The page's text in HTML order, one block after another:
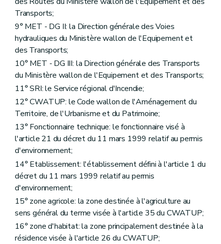
Transports;
9° MET - DG II: la Direction générale des Voies
hydrauliques du Ministère wallon de l'Equipement et
des Transports;
10° MET - DG III: la Direction générale des Transports
du Ministère wallon de l'Equipement et des Transports;
11° SRI: le Service régional d'Incendie;
12° CWATUP: le Code wallon de l'Aménagement du
Territoire, de l'Urbanisme et du Patrimoine;
13° Fonctionnaire technique: le fonctionnaire visé à
l'article 21 du décret du 11 mars 1999 relatif au permis
d'environnement;
14° Etablissement: l'établissement défini à l'article 1 du
décret du 11 mars 1999 relatif au permis
d'environnement;
15° zone agricole: la zone destinée à l'agriculture au
sens général du terme visée à l'article 35 du CWATUP;
16° zone d'habitat: la zone principalement destinée à la
résidence visée à l'article 26 du CWATUP;